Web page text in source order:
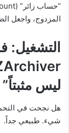
المزدوج، واجعل
ليس مثبتاً”
هل نجحت في
شيء. طبيعي جداً.